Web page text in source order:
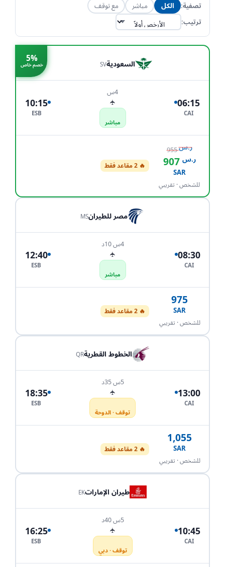
تصفية: الكل مباشر
مع توقف
ترتيب:
5%
خصم خاص السعوديةSV
06:15
CAI
4س
✈
مباشر
10:15
ESB
ر.س955
ر.س 907
SAR
للشخص · تقريبي
🔥 2 مقاعد فقط
مصر للطيرانMS
08:30
CAI
4س 10د
✈
مباشر
12:40
ESB
975
SAR
للشخص · تقريبي
🔥 2 مقاعد فقط
الخطوط القطريةQR
13:00
CAI
5س 35د
✈
توقف · الدوحة
18:35
ESB
1,055
SAR
للشخص · تقريبي
🔥 2 مقاعد فقط
طيران الإماراتEK
10:45
CAI
5س 40د
✈
توقف · دبي
16:25
ESB